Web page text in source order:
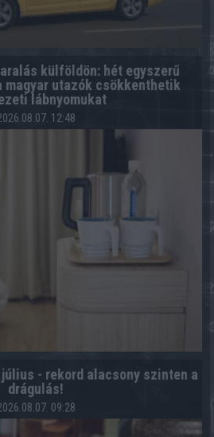
külföldön: hét egyszerű
magyar utazók csökkenthetik
lábnyomukat
12:48
- rekord alacsony szinten a
drágulás!
09:28